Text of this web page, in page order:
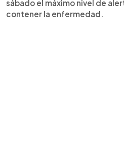
sábado el máximo nivel de
contener la enfermedad.